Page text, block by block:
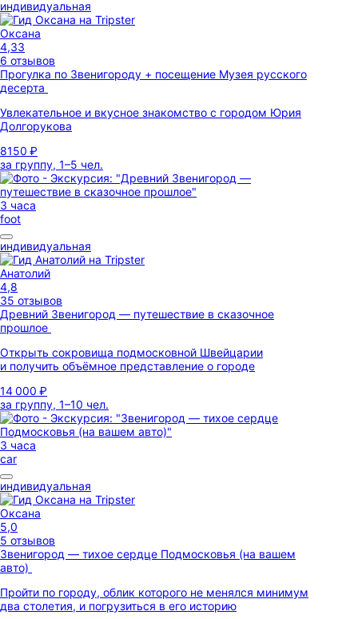
индивидуальная
Оксана
4,33
6 отзывов
Прогулка по Звенигороду + посещение Музея русского
десерта
Увлекательное и вкусное знакомство с городом Юрия
Долгорукова
8150 ₽
за группу, 1–5 чел.
3 часа
foot
индивидуальная
Анатолий
4,8
35 отзывов
Древний Звенигород — путешествие в сказочное
прошлое
Открыть сокровища подмосковной Швейцарии
и получить объёмное представление о городе
14 000 ₽
за группу, 1–10 чел.
3 часа
car
индивидуальная
Оксана
5,0
5 отзывов
Звенигород — тихое сердце Подмосковья (на вашем
авто)
Пройти по городу, облик которого не менялся минимум
два столетия, и погрузиться в его историю